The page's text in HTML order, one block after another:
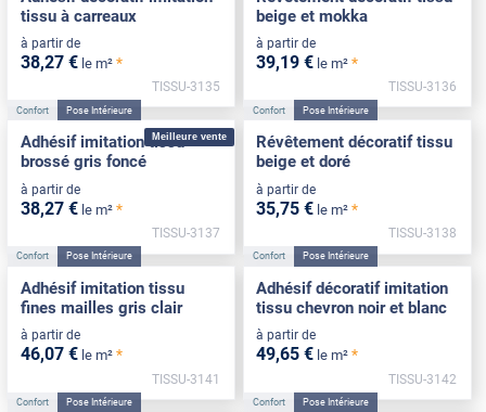
tissu à carreaux
à partir de
38,27 € le m² *
TISSU-3135
beige et mokka
à partir de
39,19 € le m² *
TISSU-3136
Meilleure vente
Confort Pose Intérieure
Adhésif imitation tissu
brossé gris foncé
à partir de
38,27 € le m² *
TISSU-3137
Confort Pose Intérieure
Révêtement décoratif tissu
beige et doré
à partir de
35,75 € le m² *
TISSU-3138
Confort Pose Intérieure
Adhésif imitation tissu
fines mailles gris clair
à partir de
46,07 € le m² *
TISSU-3141
Confort Pose Intérieure
Adhésif décoratif imitation
tissu chevron noir et blanc
à partir de
49,65 € le m² *
TISSU-3142
Confort Pose Intérieure Confort Pose Intérieure